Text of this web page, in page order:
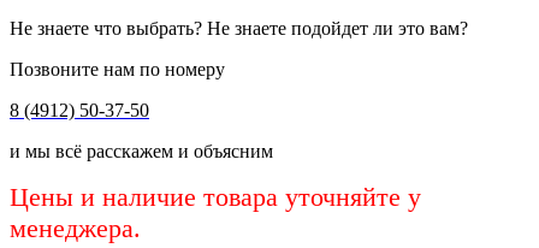
Не знаете что выбрать? Не знаете подойдет ли это вам?
Позвоните нам по номеру
8 (4912) 50-37-50
и мы всё расскажем и объясним
Цены и наличие товара уточняйте у
менеджера.